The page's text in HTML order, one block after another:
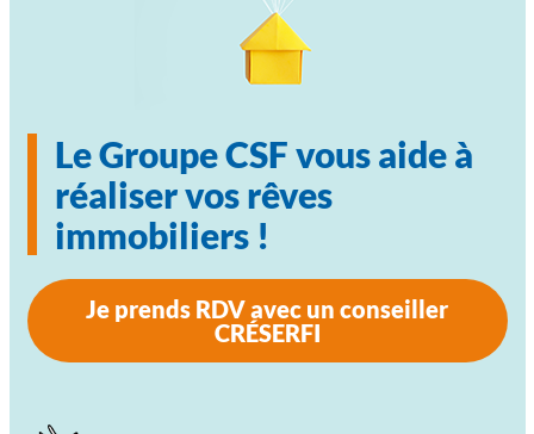
Le Groupe CSF vous aide à
réaliser vos rêves
immobiliers !
Je prends RDV avec un conseiller
CRÉSERFI